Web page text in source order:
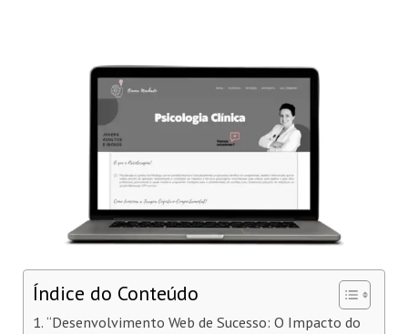
Índice do Conteúdo
“Desenvolvimento Web de Sucesso: O Impacto do